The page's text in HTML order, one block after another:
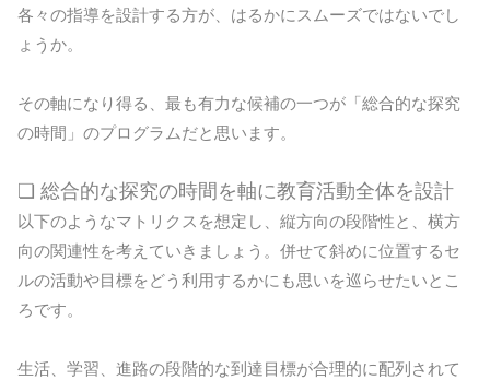
各々の指導を設計する方が、はるかにスムーズではないでし
ょうか。
その軸になり得る、最も有力な候補の一つが「総合的な探究
の時間」のプログラムだと思います。
❏ 総合的な探究の時間を軸に教育活動全体を設計
以下のようなマトリクスを想定し、縦方向の段階性と、横方
向の関連性を考えていきましょう。併せて斜めに位置するセ
ルの活動や目標をどう利用するかにも思いを巡らせたいとこ
ろです。
生活、学習、進路の段階的な到達目標が合理的に配列されて